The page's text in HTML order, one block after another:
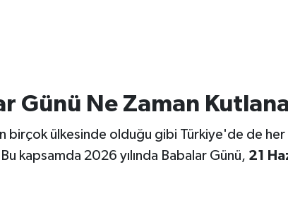
Günü Ne Zaman
birçok ülkesinde olduğu gibi Türkiye'de de her
kapsamda 2026 yılında Babalar Günü, 21